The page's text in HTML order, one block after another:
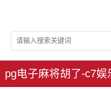
pg电子麻将胡了-c7娱